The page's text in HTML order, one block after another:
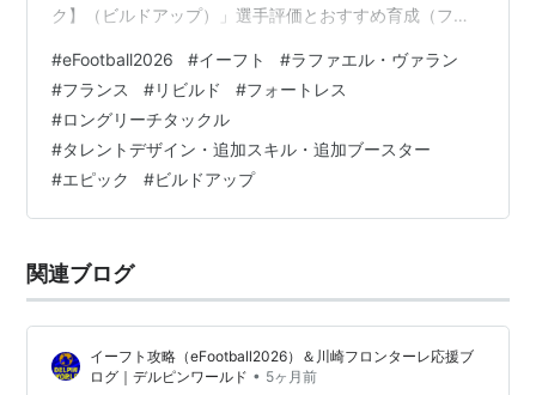
2012年8月15日の親善試合ウルグアイ戦で、フランス代
表デビューは2013年3月22日の2014 FIFAワールドカッ
プ欧州予選グルジア戦。
RCランスの下部組織出身。ファーストチームデビュー
は2010年11月7日のリーグ・アンモンペリエHSC
ク】（ビルドアップ）」選手評価とおすすめ育成（フォ
ズ2018】 イーフト2026｜史上最強クラスCB「ヴァラン
【エピック】（ビルドアップ）」選手評価とおすすめ育
成（フォートレス・ロングリーチタックル）【ナショナ
ルスターズ2018】 育成方針 育成情報 １．選手評価・ト
ップステータス ２．基本情報 ３．ステータス情報（詳
細） ４．おすすめ…
#eFootball2026 #イーフト #ラファエル・ヴァラン
#フランス #リビルド #フォートレス
#ロングリーチタックル
#タレントデザイン・追加スキル・追加ブースター
#エピック #ビルドアップ
関連ブログ
イーフト攻略（eFootball2026）＆川崎フロンターレ応援ブ
ログ｜デルピンワールド • 5ヶ月前